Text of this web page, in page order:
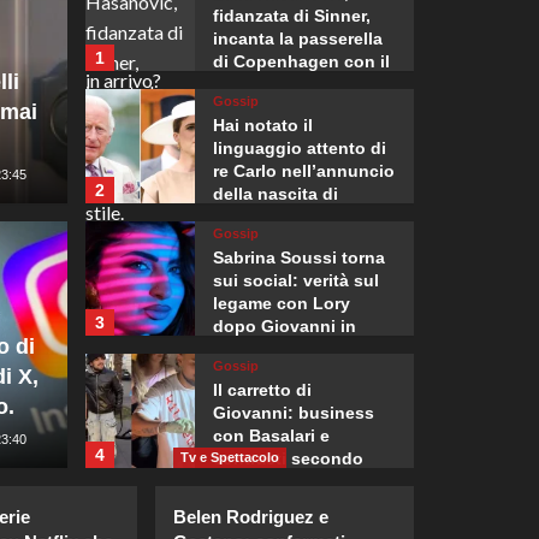
trovato
Lipsia, era
ucraino
di
X,
1
fidanzata di Sinner,
incanta la passerella
di Copenhagen con il
2
Gossip
Hai notato il
linguaggio attento di
re Carlo nell’annuncio
della nascita di
3
Gossip
Sabrina Soussi torna
sui social: verità sul
legame con Lory
dopo Giovanni in
4
Gossip
Il carretto di
Giovanni: business
con Basalari e
contrasti secondo
Bradley Cooper e Gigi
Tv e Spettacolo
Belen Rodriguez e